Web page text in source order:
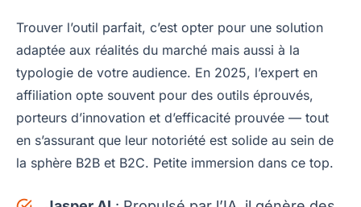
Trouver l’outil parfait, c’est opter pour une solution
adaptée aux réalités du marché mais aussi à la
typologie de votre audience. En 2025, l’expert en
affiliation opte souvent pour des outils éprouvés,
porteurs d’innovation et d’efficacité prouvée — tout
en s’assurant que leur notoriété est solide au sein de
la sphère B2B et B2C. Petite immersion dans ce top.